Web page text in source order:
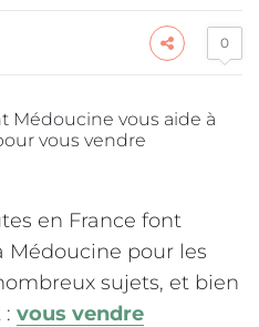
0
en France font
Médoucine pour les
sujets, et bien
: vous vendre